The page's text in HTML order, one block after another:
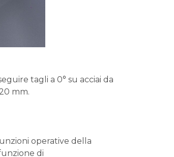
tagli a 0° su acciai da
mm.
operative della
di